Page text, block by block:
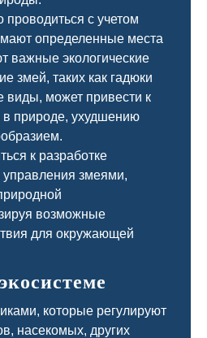
с учетом
определенные места
важные экологические
змей, таких как гадюки
виды, может привести к
природе, ухудшению
к разработке
змеями,
возможные
для окружающей
которые регулируют
насекомых, других